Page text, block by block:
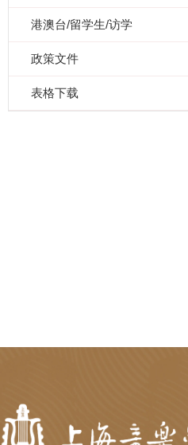
港澳台/留学生/访学
政策文件
表格下载